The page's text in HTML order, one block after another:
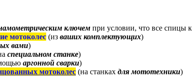
ключем при условии, что все спицы
мотоколес (из ваших комплектующих)
вами)
специальном станке)
аргонной сварки)
мотоколес (на станках для мототехники)